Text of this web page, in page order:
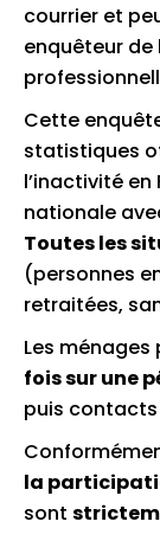
courrier et
enquêteur de
Cette
statistiques
l’inactivité
nationale
Toutes les
(personnes
retraitées,
Les
fois sur une
puis
la
sont